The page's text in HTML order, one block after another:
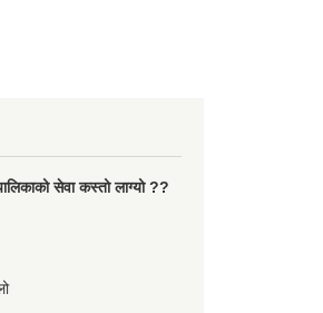
सेवा कस्तो लाग्यो ??